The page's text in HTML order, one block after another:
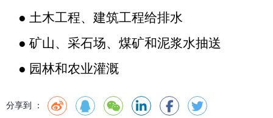
● 土木工程、建筑工程给排水
● 矿山、采石场、煤矿和泥浆水抽送
● 园林和农业灌溉
分享到 ：